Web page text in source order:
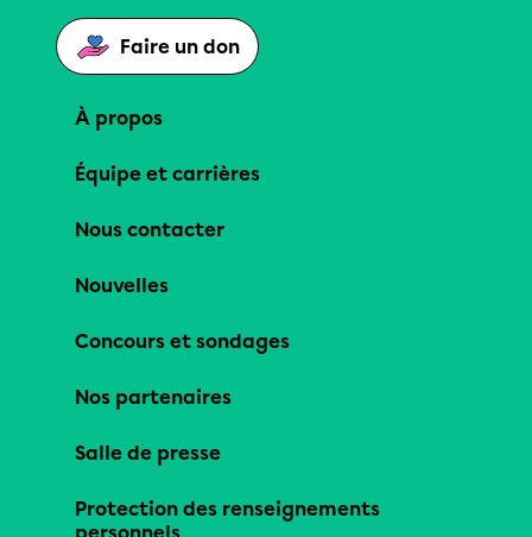
Faire un don
À propos
Équipe et carrières
Nous contacter
Nouvelles
Concours et sondages
Nos partenaires
Salle de presse
Protection des renseignements